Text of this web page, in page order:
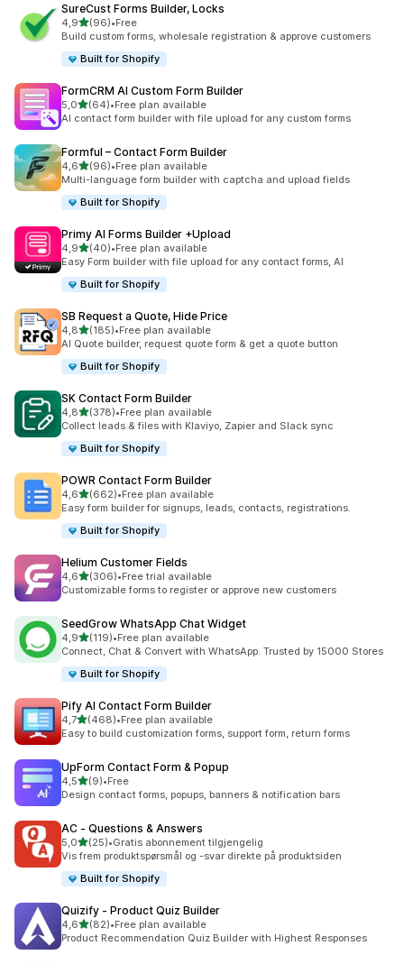
SureCust Forms Builder, Locks
4,9av 5 stjerner
(96)
Totalt 96 omtaler
•Free
Build custom forms, wholesale registration & approve customers
Built for Shopify
FormCRM AI Custom Form Builder
5,0av 5 stjerner
(64)
Totalt 64 omtaler
•Free plan available
AI contact form builder with file upload for any custom forms
Formful – Contact Form Builder
4,6av 5 stjerner
(96)
Totalt 96 omtaler
•Free plan available
Multi-language form builder with captcha and upload fields
Built for Shopify
Primy AI Forms Builder +Upload
4,9av 5 stjerner
(40)
Totalt 40 omtaler
•Free plan available
Easy Form builder with file upload for any contact forms, AI
Built for Shopify
SB Request a Quote, Hide Price
4,8av 5 stjerner
(185)
Totalt 185 omtaler
•Free plan available
AI Quote builder, request quote form & get a quote button
Built for Shopify
SK Contact Form Builder
4,8av 5 stjerner
(378)
Totalt 378 omtaler
•Free plan available
Collect leads & files with Klaviyo, Zapier and Slack sync
Built for Shopify
POWR Contact Form Builder
4,6av 5 stjerner
(662)
Totalt 662 omtaler
•Free plan available
Easy form builder for signups, leads, contacts, registrations.
Built for Shopify
Helium Customer Fields
4,6av 5 stjerner
(306)
Totalt 306 omtaler
•Free trial available
Customizable forms to register or approve new customers
SeedGrow WhatsApp Chat Widget
4,9av 5 stjerner
(119)
Totalt 119 omtaler
•Free plan available
Connect, Chat & Convert with WhatsApp. Trusted by 15000 Stores
Built for Shopify
Pify AI Contact Form Builder
4,7av 5 stjerner
(468)
Totalt 468 omtaler
•Free plan available
Easy to build customization forms, support form, return forms
UpForm Contact Form & Popup
4,5av 5 stjerner
(9)
Totalt 9 omtaler
•Free
Design contact forms, popups, banners & notification bars
AC ‑ Questions & Answers
5,0av 5 stjerner
(25)
Totalt 25 omtaler
•Gratis abonnement tilgjengelig
Vis frem produktspørsmål og -svar direkte på produktsiden
Built for Shopify
Quizify ‑ Product Quiz Builder
4,6av 5 stjerner
(82)
Totalt 82 omtaler
•Free plan available
Product Recommendation Quiz Builder with Highest Responses